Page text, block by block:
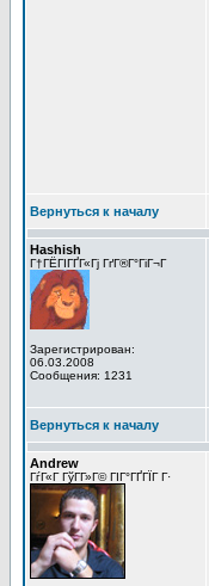
Вернуться к началу
Hashish
Г†ГЁГІГҐГ«Гј ГґГ®Г°ГіГ¬Г
Зарегистрирован:
06.03.2008
Сообщения: 1231
Вернуться к началу
Andrew
ГѓГ«Г ГўГ­Г»Г© ГІГ°ГҐГЇГ Г·